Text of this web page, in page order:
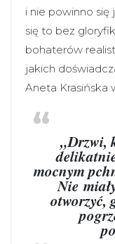
i nie powinno się
się to bez
bohaterów
jakich
Aneta Krasińska
„Drzwi,
mocnym
Nie
otworzyć,